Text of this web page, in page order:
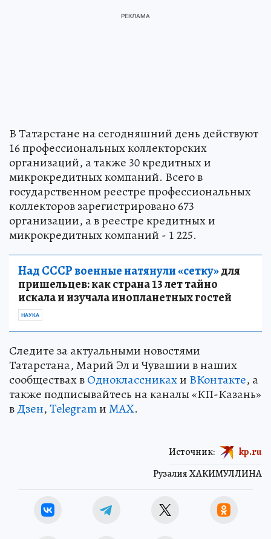
В Татарстане на сегодняшний день действуют
16 профессиональных коллекторских
организаций, а также 30 кредитных и
микрокредитных компаний. Всего в
государственном реестре профессиональных
коллекторов зарегистрировано 673
организации, а в реестре кредитных и
микрокредитных компаний - 1 225.
Над СССР военные натянули «сетку»для
пришельцев: как страна 13 лет тайно
искала и изучала инопланетных гостей
НАУКА
Следите за актуальными новостями
Татарстана, Марий Эл и Чувашии в наших
сообществах вОдноклассникахи ВКонтакте, а
также подписывайтесь на каналы «КП-Казань»
вДзен,TelegramиMAX.
Рузалия ХАКИМУЛЛИНА
Источник: kp.ru